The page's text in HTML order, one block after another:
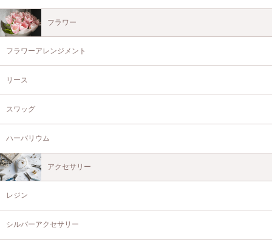
フラワー
フラワーアレンジメント
リース
スワッグ
ハーバリウム
アクセサリー
レジン
シルバーアクセサリー